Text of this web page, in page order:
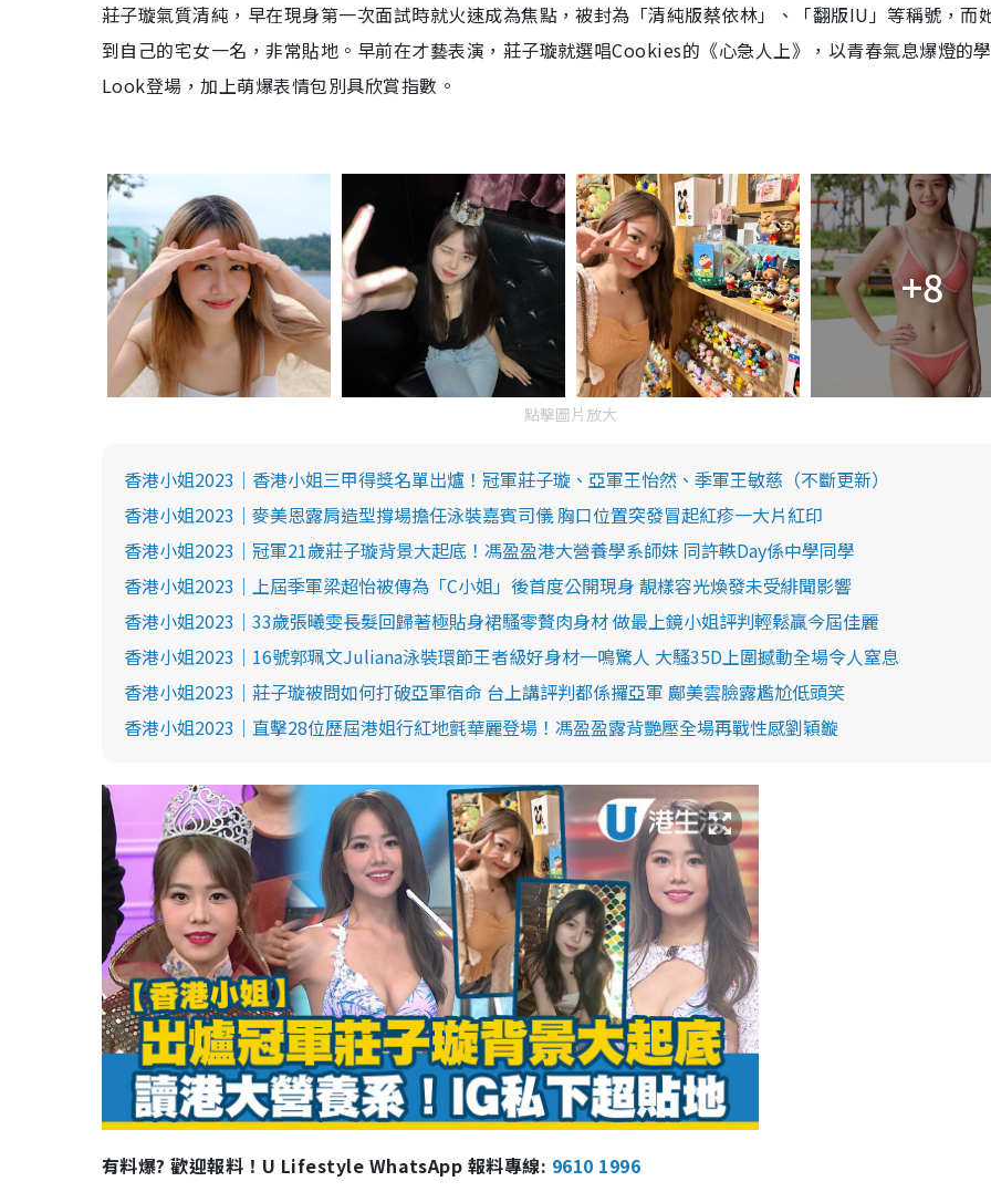
莊子璇氣質清純，早在現身第一次面試時就火速成為焦點，被封為「清純版蔡依林」、「翻版IU」等稱號，而
到自己的宅女一名，非常貼地。早前在才藝表演，莊子璇就選唱Cookies的《心急人上》，以青春氣息爆燈的
Look登場，加上萌爆表情包別具欣賞指數。
+8
點擊圖片放大
香港小姐2023｜香港小姐三甲得獎名單出爐！冠軍莊子璇、亞軍王怡然、季軍王敏慈（不斷更新）
香港小姐2023｜麥美恩露肩造型撐場擔任泳裝嘉賓司儀 胸口位置突發冒起紅疹一大片紅印
香港小姐2023｜冠軍21歲莊子璇背景大起底！馮盈盈港大營養學系師妹 同許軼Day係中學同學
香港小姐2023｜上屆季軍梁超怡被傳為「C小姐」後首度公開現身 靚樣容光煥發未受緋聞影響
香港小姐2023｜33歲張曦雯長髮回歸著極貼身裙騷零贅肉身材 做最上鏡小姐評判輕鬆贏今屆佳麗
香港小姐2023｜16號郭珮文Juliana泳裝環節王者級好身材一鳴驚人 大騷35D上圍撼動全場令人窒息
香港小姐2023｜莊子璇被問如何打破亞軍宿命 台上講評判都係攞亞軍 鄺美雲臉露尷尬低頭笑
香港小姐2023｜直擊28位歷屆港姐行紅地氈華麗登場！馮盈盈露背艷壓全場再戰性感劉穎鏇
有料爆? 歡迎報料！U Lifestyle WhatsApp 報料專線: 9610 1996